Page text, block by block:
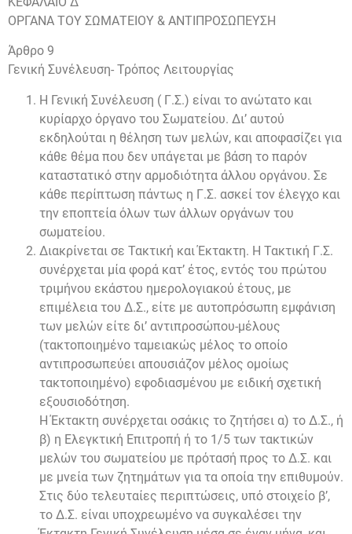
ΟΡΓΑΝΑ ΤΟΥ ΣΩΜΑΤΕΙΟΥ & ΑΝΤΙΠΡΟΣΩΠΕΥΣΗ
Άρθρο 9
Γενική Συνέλευση- Τρόπος Λειτουργίας
Η Γενική Συνέλευση ( Γ.Σ.) είναι το ανώτατο και
κυρίαρχο όργανο του Σωματείου. Δι’ αυτού
εκδηλούται η θέληση των μελών, και αποφασίζει για
κάθε θέμα που δεν υπάγεται με βάση το παρόν
καταστατικό στην αρμοδιότητα άλλου οργάνου. Σε
κάθε περίπτωση πάντως η Γ.Σ. ασκεί τον έλεγχο και
την εποπτεία όλων των άλλων οργάνων του
σωματείου.
Διακρίνεται σε Τακτική και Έκτακτη. Η Τακτική Γ.Σ.
συνέρχεται μία φορά κατ’ έτος, εντός του πρώτου
τριμήνου εκάστου ημερολογιακού έτους, με
επιμέλεια του Δ.Σ., είτε με αυτοπρόσωπη εμφάνιση
των μελών είτε δι’ αντιπροσώπου-μέλους
(τακτοποιημένο ταμειακώς μέλος το οποίο
αντιπροσωπεύει απουσιάζον μέλος ομοίως
τακτοποιημένο) εφοδιασμένου με ειδική σχετική
εξουσιοδότηση.
Η Έκτακτη συνέρχεται οσάκις το ζητήσει α) το Δ.Σ., ή
β) η Ελεγκτική Επιτροπή ή το 1/5 των τακτικών
μελών του σωματείου με πρότασή προς το Δ.Σ. και
με μνεία των ζητημάτων για τα οποία την επιθυμούν.
Στις δύο τελευταίες περιπτώσεις, υπό στοιχείο β’,
το Δ.Σ. είναι υποχρεωμένο να συγκαλέσει την